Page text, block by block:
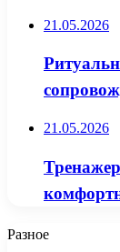
21.05.2026
21.05.2026
Разное